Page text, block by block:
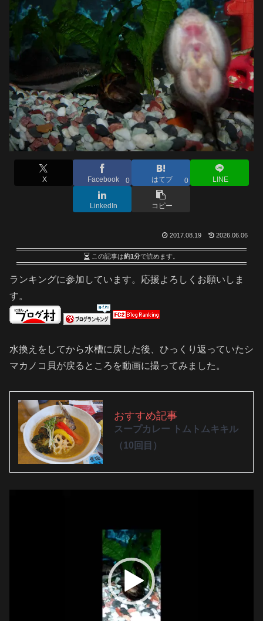
X Facebook 0 はてブ 0 LINE
LinkedIn コピー
2017.08.19 2026.06.06
この記事は約1分で読めます。
ランキングに参加しています。応援よろしくお願いしま
す。
水換えをしてから水槽に戻した後、ひっくり返っていたシ
マカノコ貝が戻るところを動画に撮ってみました。
おすすめ記事
スープカレー トムトムキキル
（10回目）